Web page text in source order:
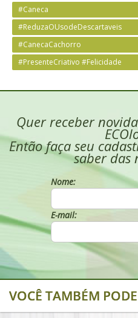
#Caneca
#ReduzaOUsodeDescartaveis
#CanecaCachorro
#PresenteCriativo #Felicidade
Quer receber
Então faça seu
saber das
Nome:
E-mail:
VOCÊ TAMBÉM